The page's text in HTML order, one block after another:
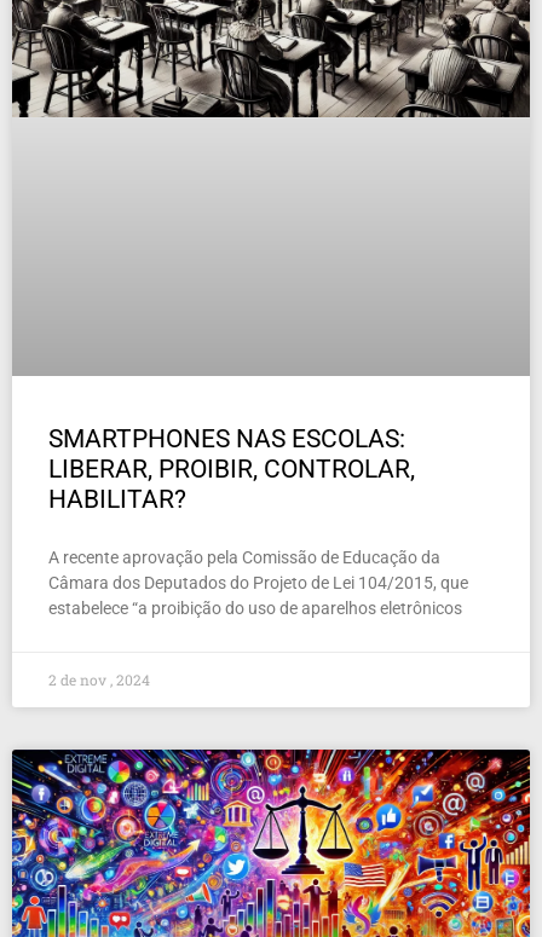
SMARTPHONES NAS ESCOLAS:
LIBERAR, PROIBIR, CONTROLAR,
HABILITAR?
A recente aprovação pela Comissão de Educação da
Câmara dos Deputados do Projeto de Lei 104/2015, que
estabelece “a proibição do uso de aparelhos eletrônicos
2 de nov , 2024